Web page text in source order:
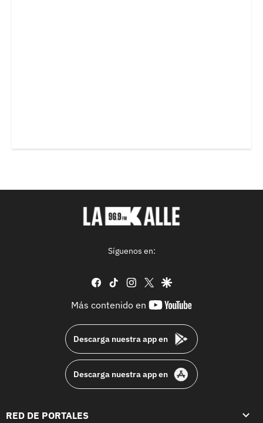
Síguenos en:
facebook
tiktok instagram
twittergoogle
Más contenido en
youtube-
Descarga nuestra app en
Descarga nuestra app en
RED DE PORTALES